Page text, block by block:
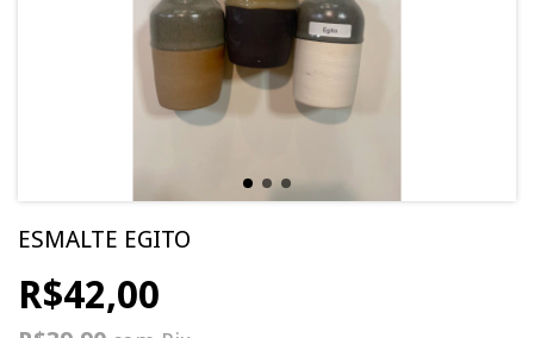
ESMALTE EGITO
R$42,00